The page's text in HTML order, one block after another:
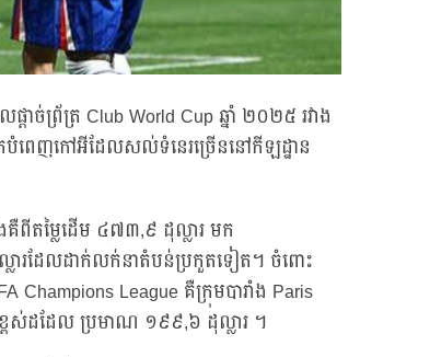
ាច់ព្រ័ត្រ Club World Cup ឆ្នាំ ២០២៥ រវាង
ពេញកៅអីដែលសល់ទំនេរច្រើននៅកីឡដ្ឋាន
គឺពីតម្លៃដើម ៤៧៣,៩ ដុល្លារ មក
លារដែលដាក់លក់នាតំបន់ប្រកួតទៀត។ ចំពោះ
Champions League គឺក្រុមបារាំង Paris
ពស់ដដែល ប្រមាណ ១៩៩,៦ ដុល្លារ ។